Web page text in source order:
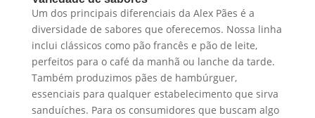
Um dos principais diferenciais da Alex Pães é a
diversidade de sabores que oferecemos. Nossa linha
inclui clássicos como pão francês e pão de leite,
perfeitos para o café da manhã ou lanche da tarde.
Também produzimos pães de hambúrguer,
essenciais para qualquer estabelecimento que sirva
sanduíches. Para os consumidores que buscam algo